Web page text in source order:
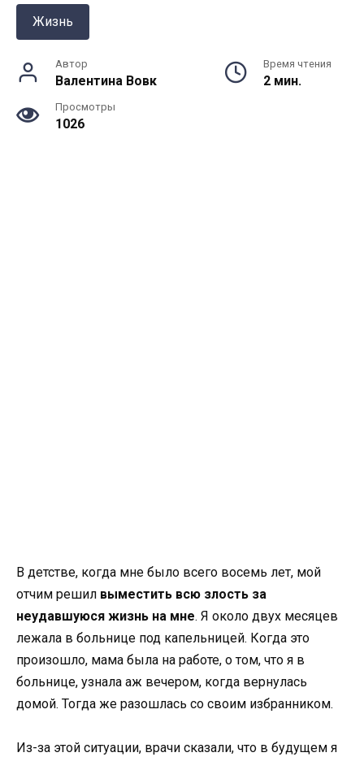
Жизнь
Автор
Валентина Вовк
Время чтения
2 мин.
Просмотры
1026
В детстве, когда мне было всего восемь лет, мой
отчим решил выместить всю злость за
неудавшуюся жизнь на мне. Я около двух месяцев
лежала в больнице под капельницей. Когда это
произошло, мама была на работе, о том, что я в
больнице, узнала аж вечером, когда вернулась
домой. Тогда же разошлась со своим избранником.
Из-за этой ситуации, врачи сказали, что в будущем я